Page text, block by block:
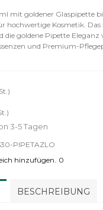
mit goldener Glaspipette
hochwertige Kosmetik. Das
goldene Pipette Eleganz
und Premium-
3-5 Tagen
PIPETAZLO
hinzufügen. 0
BESCHREIBUNG